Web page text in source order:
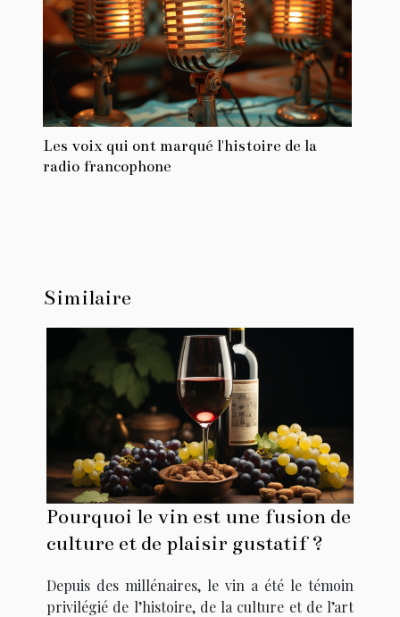
Les voix qui ont marqué l'histoire de la
radio francophone
Similaire
Pourquoi le vin est une fusion de
culture et de plaisir gustatif ?
Depuis des millénaires, le vin a été le témoin
privilégié de l’histoire, de la culture et de l’art